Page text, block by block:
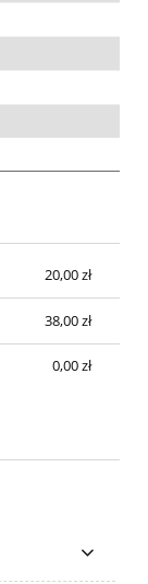
20,00 zł
38,00 zł
0,00 zł